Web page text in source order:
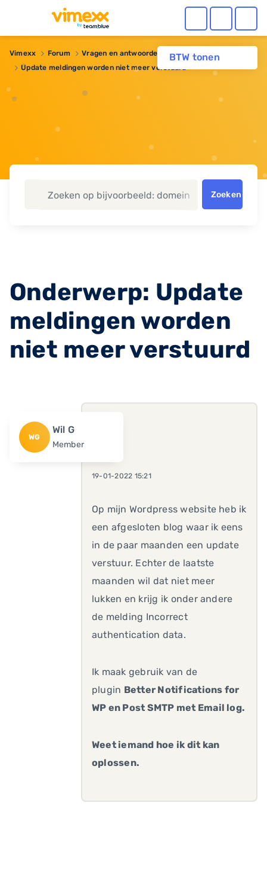
BTW tonen
Vimexx Forum
Vragen en antwoorden
Update meldingen worden niet meer verstuurd
Zoeken
Onderwerp: Update
meldingen worden
niet meer verstuurd
WG
Wil G
Member
19-01-2022 15:21
Op mijn Wordpress website heb ik
een afgesloten blog waar ik eens
in de paar maanden een update
verstuur. Echter de laatste
maanden wil dat niet meer
lukken en krijg ik onder andere
de melding Incorrect
authentication data.
Ik maak gebruik van de
plugin Better Notifications for
WP en Post SMTP met Email log.
Weet iemand hoe ik dit kan
oplossen.